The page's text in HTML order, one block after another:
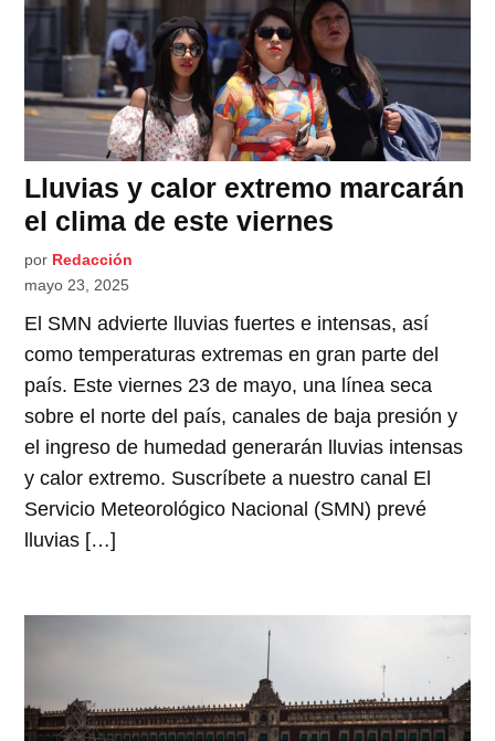
Lluvias y calor extremo marcarán
el clima de este viernes
por Redacción
mayo 23, 2025
El SMN advierte lluvias fuertes e intensas, así
como temperaturas extremas en gran parte del
país. Este viernes 23 de mayo, una línea seca
sobre el norte del país, canales de baja presión y
el ingreso de humedad generarán lluvias intensas
y calor extremo. Suscríbete a nuestro canal El
Servicio Meteorológico Nacional (SMN) prevé
lluvias […]